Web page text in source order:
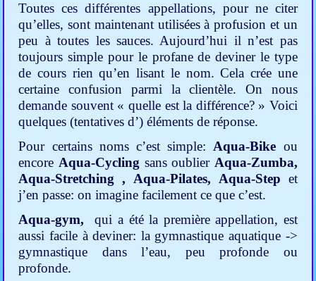
Toutes ces différentes appellations, pour ne citer
qu’elles, sont maintenant utilisées à profusion et un
peu à toutes les sauces. Aujourd’hui il n’est pas
toujours simple pour le profane de deviner le type
de cours rien qu’en lisant le nom. Cela crée une
certaine confusion parmi la clientèle. On nous
demande souvent « quelle est la différence? » Voici
quelques (tentatives d’) éléments de réponse.
Pour certains noms c’est simple:Aqua-Bike ou
encore Aqua-Cyclingsans oublier Aqua-Zumba,
Aqua-Stretching , Aqua-Pilates, Aqua-Step et
j’en passe: on imagine facilement ce que c’est.
Aqua-gym,
qui a été la première appellation, est
aussi facile à deviner: la gymnastique aquatique ->
gymnastique dans l’eau, peu profonde ou
profonde.